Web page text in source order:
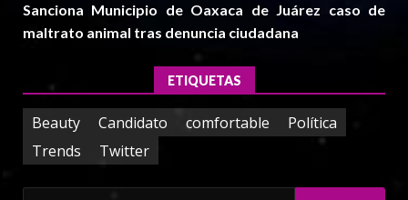
Sanciona Municipio de Oaxaca de Juárez caso de
maltrato animal tras denuncia ciudadana
ETIQUETAS
Beauty Candidato comfortable
Política
Trends
Twitter